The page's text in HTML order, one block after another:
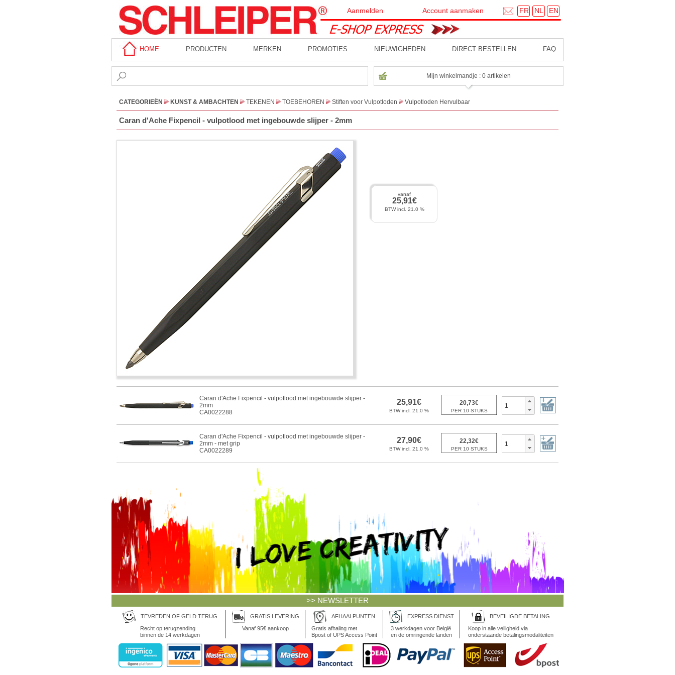
FR NL EN
Aanmelden Account aanmaken
HOME PRODUCTEN MERKEN PROMOTIES NIEUWIGHEDEN DIRECT BESTELLEN FAQ
Mijn winkelmandje : 0 artikelen
CATEGORIEËN KUNST & AMBACHTEN TEKENEN TOEBEHOREN Stiften voor Vulpotloden Vulpotloden Hervulbaar
Caran d'Ache Fixpencil - vulpotlood met ingebouwde slijper - 2mm
Caran d'Ache Fixpencil - vulpotlood met ingebouwde slijper -
2mm
CA0022288
Caran d'Ache Fixpencil - vulpotlood met ingebouwde slijper -
2mm - met grip
CA0022289
>> NEWSLETTER
TEVREDEN OF GELD TERUG
Recht op terugzending
binnen de 14 werkdagen
GRATIS LEVERING
Vanaf 95€ aankoop
AFHAALPUNTEN
Gratis afhaling met
Bpost of UPS Access Point
EXPRESS DIENST
3 werkdagen voor België
en de omringende landen
BEVEILIGDE BETALING
Koop in alle veiligheid via
onderstaande betalingsmodaliteiten